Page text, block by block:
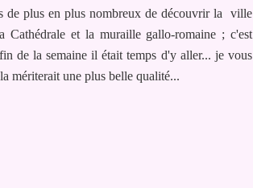
de plus en plus nombreux de découvrir la ville
et la muraille gallo-romaine ; c'est
de la semaine il était temps d'y aller... je vous
mériterait une plus belle qualité...